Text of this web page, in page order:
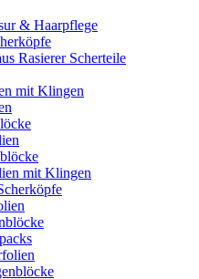
& Haarpflege
Rasierer Scherteile
mit Klingen
mit Klingen